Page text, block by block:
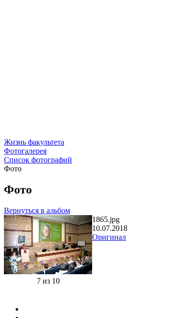
Жизнь факультета
Фотогалерея
Список фотографий
Фото
Фото
Вернуться в альбом
7 из 10
1865.jpg
10.07.2018
Оригинал